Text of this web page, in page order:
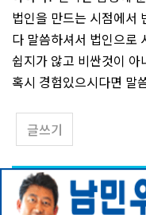
법인을 만드는 시점에서
다 말씀하셔서 법인으로
쉽지가 않고 비싼것이
혹시 경험있으시다면 말
글쓰기